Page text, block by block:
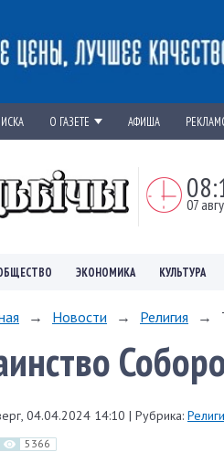
О ГАЗЕТЕ АФИША
07
ЭКОНОМИКА КУЛЬТУРА
→ Новости → Религия →
04.04.2024 14:10 | Рубрика:
5366